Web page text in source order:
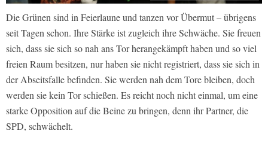
Die Grünen sind in Feierlaune und tanzen vor Übermut – übrigens
seit Tagen schon. Ihre Stärke ist zugleich ihre Schwäche. Sie freuen
sich, dass sie sich so nah ans Tor herangekämpft haben und so viel
freien Raum besitzen, nur haben sie nicht registriert, dass sie sich in
der Abseitsfalle befinden. Sie werden nah dem Tore bleiben, doch
werden sie kein Tor schießen. Es reicht noch nicht einmal, um eine
starke Opposition auf die Beine zu bringen, denn ihr Partner, die
SPD, schwächelt.